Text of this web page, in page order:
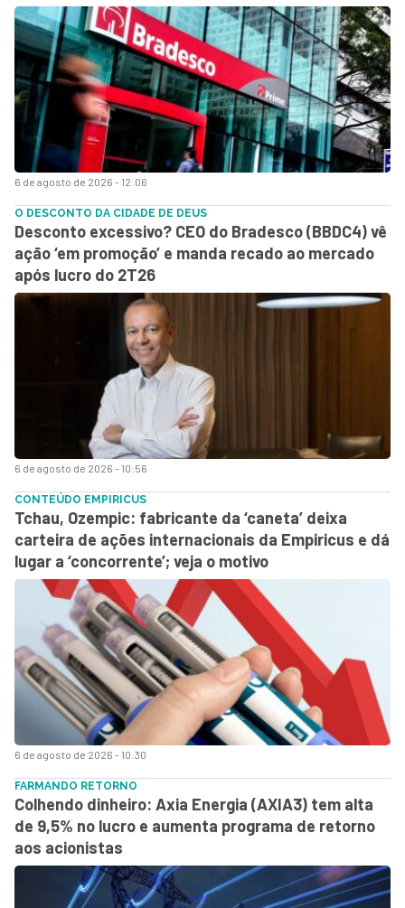
6 de agosto de 2026 - 12:06
6 de agosto de 2026 - 10:56
O DESCONTO DA CIDADE DE DEUS
Desconto excessivo? CEO do Bradesco (BBDC4) vê
ação ‘em promoção’ e manda recado ao mercado
após lucro do 2T26
6 de agosto de 2026 - 10:30
CONTEÚDO EMPIRICUS
Tchau, Ozempic: fabricante da ‘caneta’ deixa
carteira de ações internacionais da Empiricus e dá
lugar a ‘concorrente’; veja o motivo
FARMANDO RETORNO
Colhendo dinheiro: Axia Energia (AXIA3) tem alta
de 9,5% no lucro e aumenta programa de retorno
aos acionistas